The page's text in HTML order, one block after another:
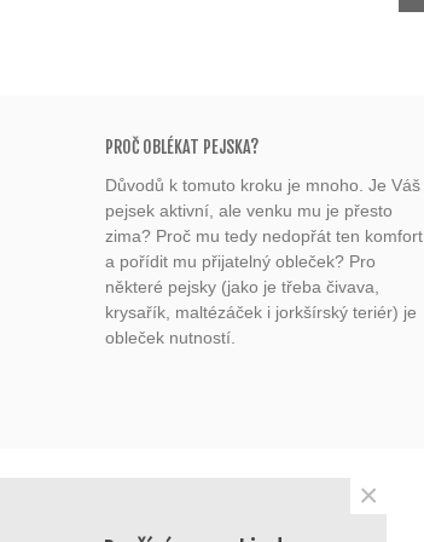
PROČ OBLÉKAT PEJSKA?
Důvodů k tomuto kroku je mnoho. Je Váš
pejsek aktivní, ale venku mu je přesto
zima? Proč mu tedy nedopřát ten komfort
a pořídit mu přijatelný obleček? Pro
některé pejsky (jako je třeba čivava,
krysařík, maltézáček i jorkšírský teriér) je
obleček nutností.
×